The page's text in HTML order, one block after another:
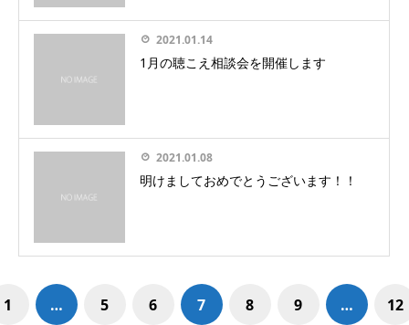
2021.01.14
1月の聴こえ相談会を開催します
2021.01.08
明けましておめでとうございます！！
1 … 5 6 7 8 9 … 12